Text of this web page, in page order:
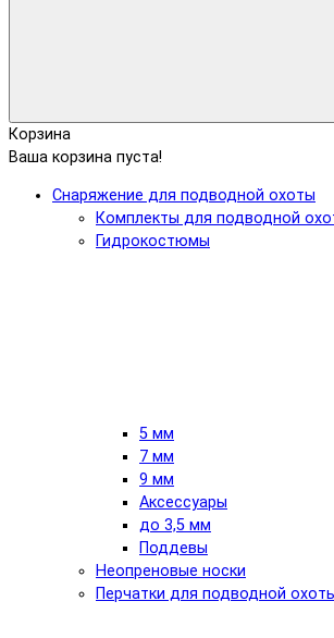
Корзина
Ваша корзина пуста!
Снаряжение для подводной охоты
Комплекты для подводной
Гидрокостюмы
5 мм
7 мм
9 мм
Аксессуары
до 3,5 мм
Поддевы
Неопреновые носки
Перчатки для подводной